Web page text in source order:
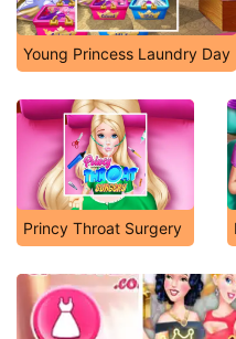
Young Princess Laundry Day
Princy Throat Surgery